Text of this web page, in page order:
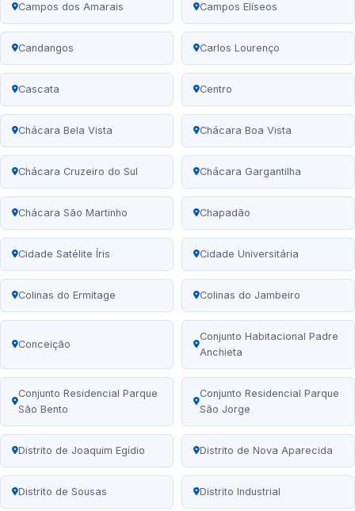
Campos dos Amarais Campos Elíseos
Candangos Carlos Lourenço
Cascata Centro
Chácara Bela Vista Chácara Boa Vista
Chácara Cruzeiro do Sul Chácara Gargantilha
Chácara São Martinho Chapadão
Cidade Satélite Íris Cidade Universitária
Colinas do Ermitage Colinas do Jambeiro
Conceição
Conjunto Habitacional Padre
Anchieta
Conjunto Residencial Parque
São Bento
Conjunto Residencial Parque
São Jorge
Distrito de Joaquim Egídio Distrito de Nova Aparecida
Distrito de Sousas Distrito Industrial